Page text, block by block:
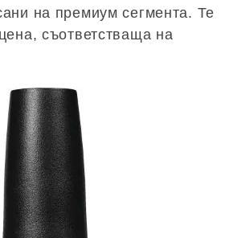
на премиум сегмента. Те
съответстваща на